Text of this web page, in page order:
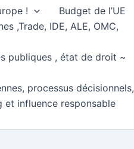
!
Budget de l’UE
,Trade, IDE, ALE, OMC,
publiques , état de droit ~
processus décisionnels,
influence responsable